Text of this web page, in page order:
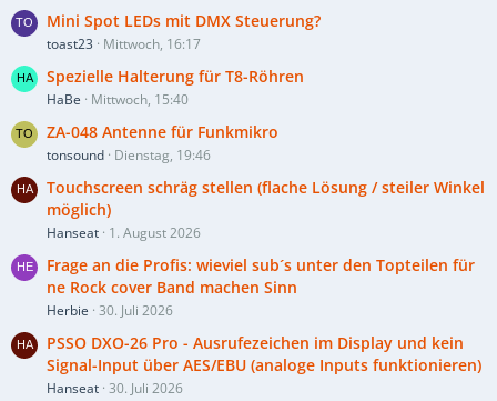
Mini Spot LEDs mit DMX Steuerung?
toast23 Mittwoch, 16:17
Spezielle Halterung für T8-Röhren
HaBe Mittwoch, 15:40
ZA-048 Antenne für Funkmikro
tonsound Dienstag, 19:46
Touchscreen schräg stellen (flache Lösung / steiler Winkel
möglich)
Hanseat 1. August 2026
Frage an die Profis: wieviel sub´s unter den Topteilen für
ne Rock cover Band machen Sinn
Herbie 30. Juli 2026
PSSO DXO-26 Pro - Ausrufezeichen im Display und kein
Signal-Input über AES/EBU (analoge Inputs funktionieren)
Hanseat 30. Juli 2026